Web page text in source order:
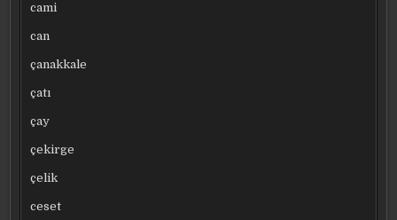
cami
can
çanakkale
çatı
çay
çekirge
çelik
ceset